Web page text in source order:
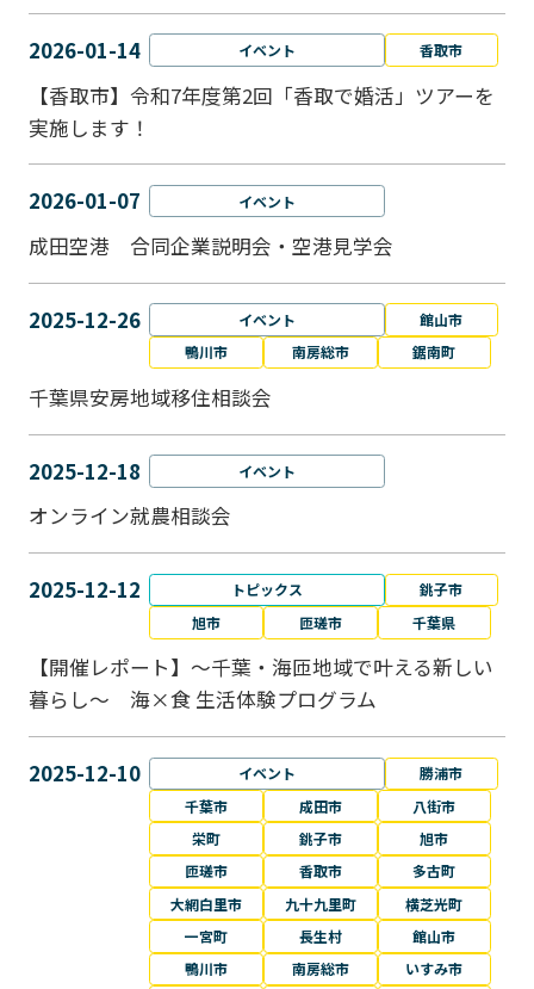
2026-01-14 イベント 香取市
【香取市】令和7年度第2回「香取で婚活」ツアーを
実施します！
2026-01-07 イベント
成田空港 合同企業説明会・空港見学会
2025-12-26 イベント
館山市
鴨川市
南房総市 鋸南町
千葉県安房地域移住相談会
2025-12-18 イベント
オンライン就農相談会
2025-12-12 トピックス
銚子市
旭市
匝瑳市 千葉県
【開催レポート】～千葉・海匝地域で叶える新しい
暮らし～ 海×食 生活体験プログラム
2025-12-10 イベント
勝浦市
千葉市
成田市
八街市
栄町
銚子市
旭市
匝瑳市
香取市
多古町
大網白里市
九十九里町
横芝光町
一宮町
長生村
館山市
鴨川市
南房総市
いすみ市